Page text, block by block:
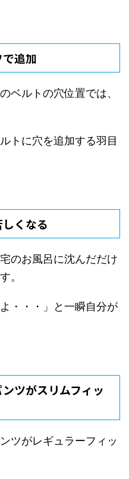
追加
ベルトの穴位置では、
トに穴を追加する羽目
くなる
のお風呂に沈んだだけ
。
・・・」と一瞬自分が
ツがスリムフィッ
ツがレギュラーフィッ